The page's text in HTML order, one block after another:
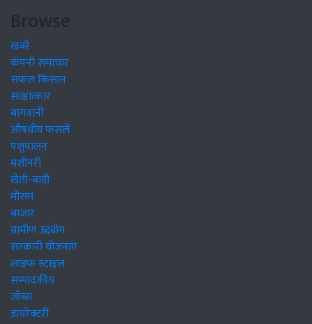
Browse
खबरें
कंपनी समाचार
सफल किसान
साक्षात्कार
बागवानी
औषधीय फसलें
पशुपालन
मशीनरी
खेती-बाड़ी
मौसम
बाजार
ग्रामीण उद्द्योग
सरकारी योजनाएं
लाइफ स्टाइल
सम्पादकीय
जॉब्स
डायरेक्टरी